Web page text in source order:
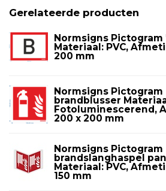
Gerelateerde producten
Normsigns Pictogram
Materiaal: PVC,
200 mm
Normsigns Pictogram
brandblusser
Fotoluminescerend,
200 x 200 mm
Normsigns Pictogram
brandslanghaspel
Materiaal: PVC,
150 mm